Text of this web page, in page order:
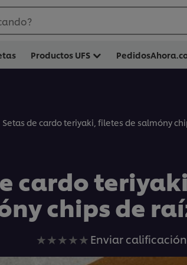
Productos UFS
Setas de cardo teriyaki, filetes de salmóny
cardo
chips de
No
se
Enviar calificación